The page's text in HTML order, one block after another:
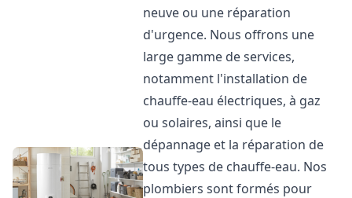
neuve ou une réparation
d'urgence. Nous offrons une
large gamme de services,
notamment l'installation de
chauffe-eau électriques, à gaz
ou solaires, ainsi que le
dépannage et la réparation de
tous types de chauffe-eau. Nos
plombiers sont formés pour